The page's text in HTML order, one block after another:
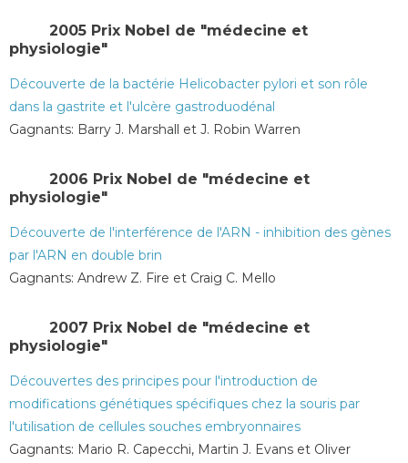
2005 Prix ​​Nobel de "médecine et
physiologie"
Découverte de la bactérie Helicobacter pylori et son rôle
dans la gastrite et l'ulcère gastroduodénal
Gagnants: Barry J. Marshall et J. Robin Warren
2006 Prix ​​Nobel de "médecine et
physiologie"
Découverte de l'interférence de l'ARN - inhibition des gènes
par l'ARN en double brin
Gagnants: Andrew Z. Fire et Craig C. Mello
2007 Prix ​​Nobel de "médecine et
physiologie"
Découvertes des principes pour l'introduction de
modifications génétiques spécifiques chez la souris par
l'utilisation de cellules souches embryonnaires
Gagnants: Mario R. Capecchi, Martin J. Evans et Oliver